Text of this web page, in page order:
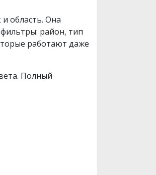
область. Она
район, тип
работают даже
Полный